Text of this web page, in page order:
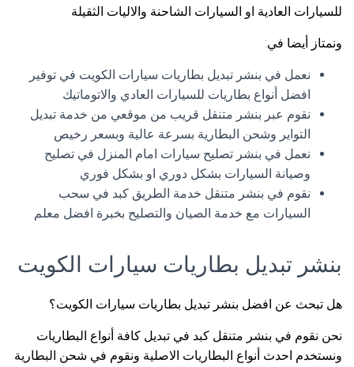
للسيارات العادية او السيارات الشاحنة والاليات الثقيلة
ونمتاز أيضا في:
نعمل في بنشر تبديل بطاريات سيارات الكويت في توفير
افضل أنواع بطاريات للسيارات العادي والاتوماتيك
نقوم عبر بنشر متنقل قريب من موقعي من خدمة تبديل
التواير وشحن البطارية بسرعة عالية وبسعر رخيص
نعمل في بنشر تصليح سيارات امام المنزل في تصليح
وصيانة السيارات بشكل دوري او بشكل فوري
نقوم في بنشر متنقل خدمة الطريق كبد في سحب
السيارات مع خدمة الصيان والتصليح بخبرة افضل معلم
بنشر تبديل بطاريات سيارات الكويت
هل تبحث عن افضل بنشر تبديل بطاريات سيارات الكويت؟
نحن نقوم في بنشر متنقل كبد في تبديل كافة أنواع البطاريات
ونستخدم احدث أنواع البطاريات الاصلية ونقوم في شحن البطارية